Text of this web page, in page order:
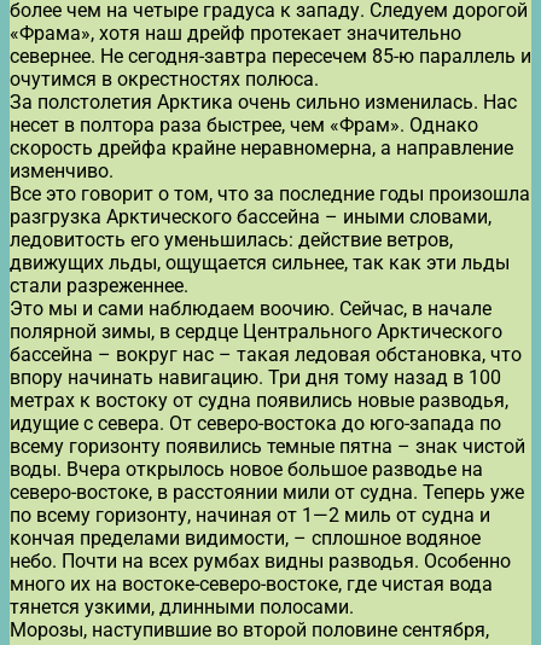
более чем на четыре градуса к западу. Следуем дорогой
«Фрама», хотя наш дрейф протекает значительно
севернее. Не сегодня-завтра пересечем 85-ю параллель и
очутимся в окрестностях полюса.
За полстолетия Арктика очень сильно изменилась. Нас
несет в полтора раза быстрее, чем «Фрам». Однако
скорость дрейфа крайне неравномерна, а направление
изменчиво.
Все это говорит о том, что за последние годы произошла
разгрузка Арктического бассейна – иными словами,
ледовитость его уменьшилась: действие ветров,
движущих льды, ощущается сильнее, так как эти льды
стали разреженнее.
Это мы и сами наблюдаем воочию. Сейчас, в начале
полярной зимы, в сердце Центрального Арктического
бассейна – вокруг нас – такая ледовая обстановка, что
впору начинать навигацию. Три дня тому назад в 100
метрах к востоку от судна появились новые разводья,
идущие с севера. От северо-востока до юго-запада по
всему горизонту появились темные пятна – знак чистой
воды. Вчера открылось новое большое разводье на
северо-востоке, в расстоянии мили от судна. Теперь уже
по всему горизонту, начиная от 1—2 миль от судна и
кончая пределами видимости, – сплошное водяное
небо. Почти на всех румбах видны разводья. Особенно
много их на востоке-северо-востоке, где чистая вода
тянется узкими, длинными полосами.
Морозы, наступившие во второй половине сентября,